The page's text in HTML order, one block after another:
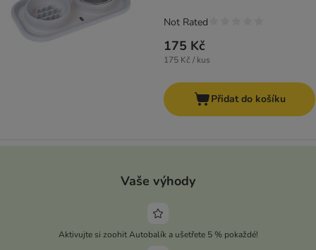
175 Kč
175 Kč / kus
Not Rated
Přidat do košíku
Vaše výhody
Aktivujte si zoohit Autobalík a ušetřete 5 % pokaždé!